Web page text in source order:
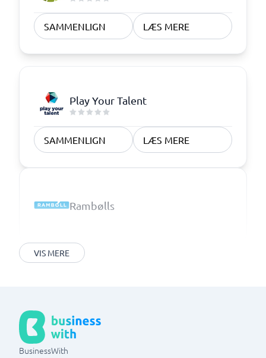
SAMMENLIGN LÆS MERE
Play Your Talent
SAMMENLIGN LÆS MERE
Rambølls
VIS MERE
BusinessWith